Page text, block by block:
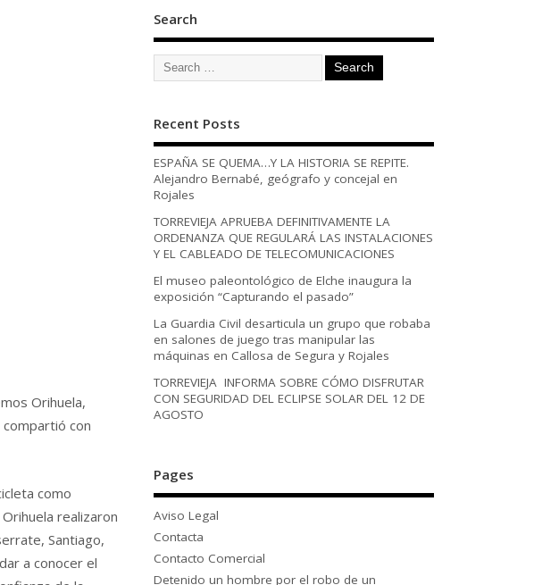
Orihuela,
con
como
realizaron
Santiago,
a conocer el
Search
Recent Posts
ESPAÑA SE QUEMA…Y LA HISTORIA SE REPITE.
Alejandro Bernabé, geógrafo y concejal en
Rojales
TORREVIEJA APRUEBA DEFINITIVAMENTE LA
ORDENANZA QUE REGULARÁ LAS INSTALACIONES
Y EL CABLEADO DE TELECOMUNICACIONES
El museo paleontológico de Elche inaugura la
exposición “Capturando el pasado”
La Guardia Civil desarticula un grupo que robaba
en salones de juego tras manipular las
máquinas en Callosa de Segura y Rojales
TORREVIEJA INFORMA SOBRE CÓMO DISFRUTAR
CON SEGURIDAD DEL ECLIPSE SOLAR DEL 12 DE
AGOSTO
Pages
Aviso Legal
Contacta
Contacto Comercial
Detenido un hombre por el robo de un